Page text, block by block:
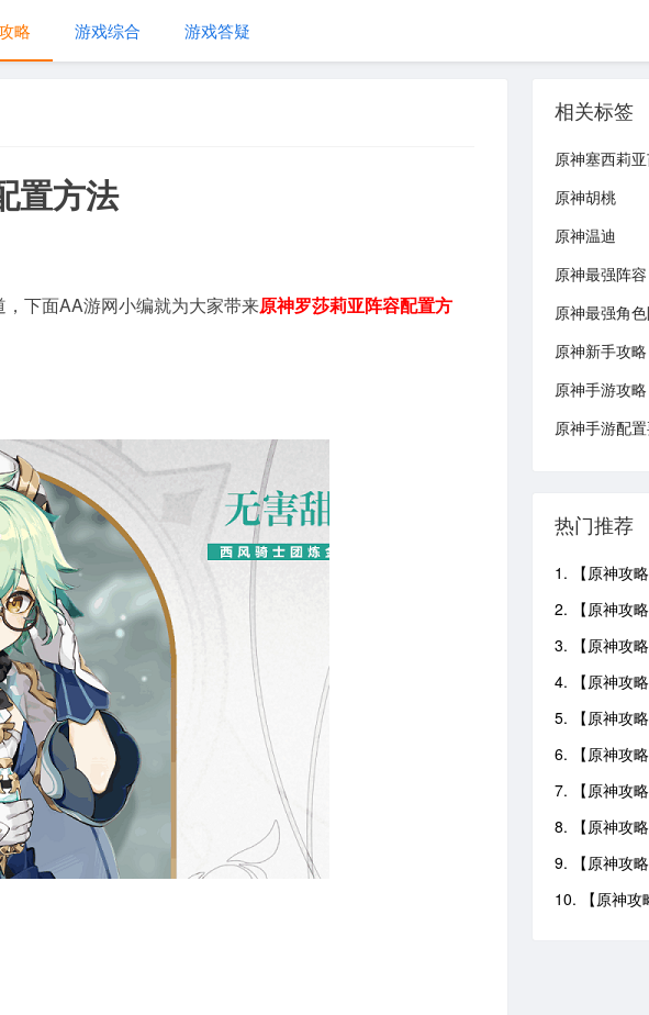
略 游戏综合 游戏答疑
置方法
，下面AA游网小编就为大家带来原神罗莎莉亚阵容配置方
相关标签
原神胡桃
原神温迪
原神最强阵容
原神最强角
原神新手攻略
原神手游攻略
原神手游配
热门推荐
1. 【原神攻
2. 【原神攻
3. 【原神攻
5. 【原神攻
6. 【原神攻
7. 【原神攻
8. 【原神攻
9. 【原神攻
10. 【原神攻